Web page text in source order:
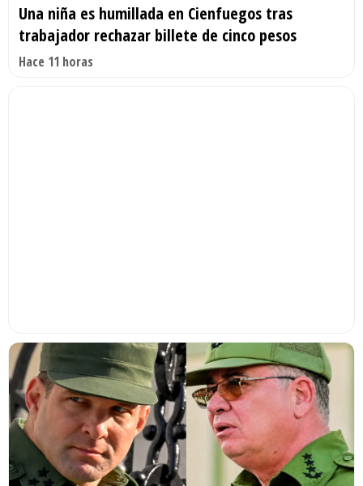
Una niña es humillada en Cienfuegos tras
trabajador rechazar billete de cinco pesos
Hace 11 horas